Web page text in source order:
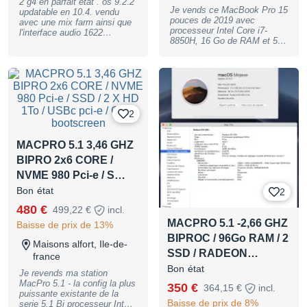
updatable en 10.4. vendu
avec une mix farm ainsi que
l'interface audio 1622
Je vends ce MacBook Pro 15
pouces de 2019 avec
processeur Intel Core i7-
8850H, 16 Go de RAM et 500
Apple - Marque : Apple -
Modèle : MacBook Pro 15
pouces - Année : 2019 -
Processeur : Intel Core i7-
8850H 2.6 GHz - Mémoire
vive : 16 Go DDR4 -
Stockage : SSD 500 Go -
Écran : 15 pouces -
Utilisation : Polyvalent -
Numéro de série : Disponible
Très bon état, juste un petit
impact cf photo Je l'ai utilisé
pour de la production
musicale depuis 2019. J'ai
ordinateur plus puissant c'est
pour cette raison que je le
vends. N'hésitez pas à me
contacter pour plus
d'informations ou de photos.
2
MACPRO 5.1 3,46 GHZ
BIPRO 2x6 CORE /
NVME 980 Pci-e / S…
Bon état
480 € 499,22 €
incl.
Baisse de prix de 13%
Maisons alfort, Ile-de-
france
Je revends ma station
MacPro 5.1 - la config la plus
puissante existante de la
serie 5.1 Bi processeur Intel
2
MACPRO 5.1 -2,66 GHZ
BIPROC / 96Go RAM / 2
SSD / RADEON…
Bon état
350 € 364,15 €
incl.
Baisse de prix de 8%